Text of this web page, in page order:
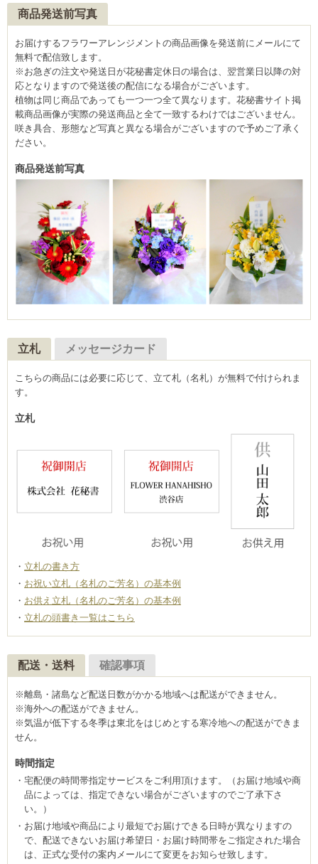
商品発送前写真
お届けするフラワーアレンジメントの商品画像を発送前にメールにて
無料で配信致します。
※お急ぎの注文や発送日が花秘書定休日の場合は、翌営業日以降の対
応となりますので発送後の配信になる場合がございます。
植物は同じ商品であっても一つ一つ全て異なります。花秘書サイト掲
載商品画像が実際の発送商品と全て一致するわけではございません。
咲き具合、形態など写真と異なる場合がございますので予めご了承く
ださい。
商品発送前写真
立札 メッセージカード
こちらの商品には必要に応じて、立て札（名札）が無料で付けられま
す。
立札
立札の書き方
お祝い立札（名札のご芳名）の基本例
お供え立札（名札のご芳名）の基本例
立札の頭書き一覧はこちら
配送・送料 確認事項
※離島・諸島など配送日数がかかる地域へは配送ができません。
※海外への配送ができません。
※気温が低下する冬季は東北をはじめとする寒冷地への配送ができま
せん。
時間指定
宅配便の時間帯指定サービスをご利用頂けます。（お届け地域や商
品によっては、指定できない場合がございますのでご了承下さ
い。）
お届け地域や商品により最短でお届けできる日時が異なりますの
で、配送できないお届け希望日・お届け時間帯をご指定された場合
は、正式な受付の案内メールにて変更をお知らせ致します。